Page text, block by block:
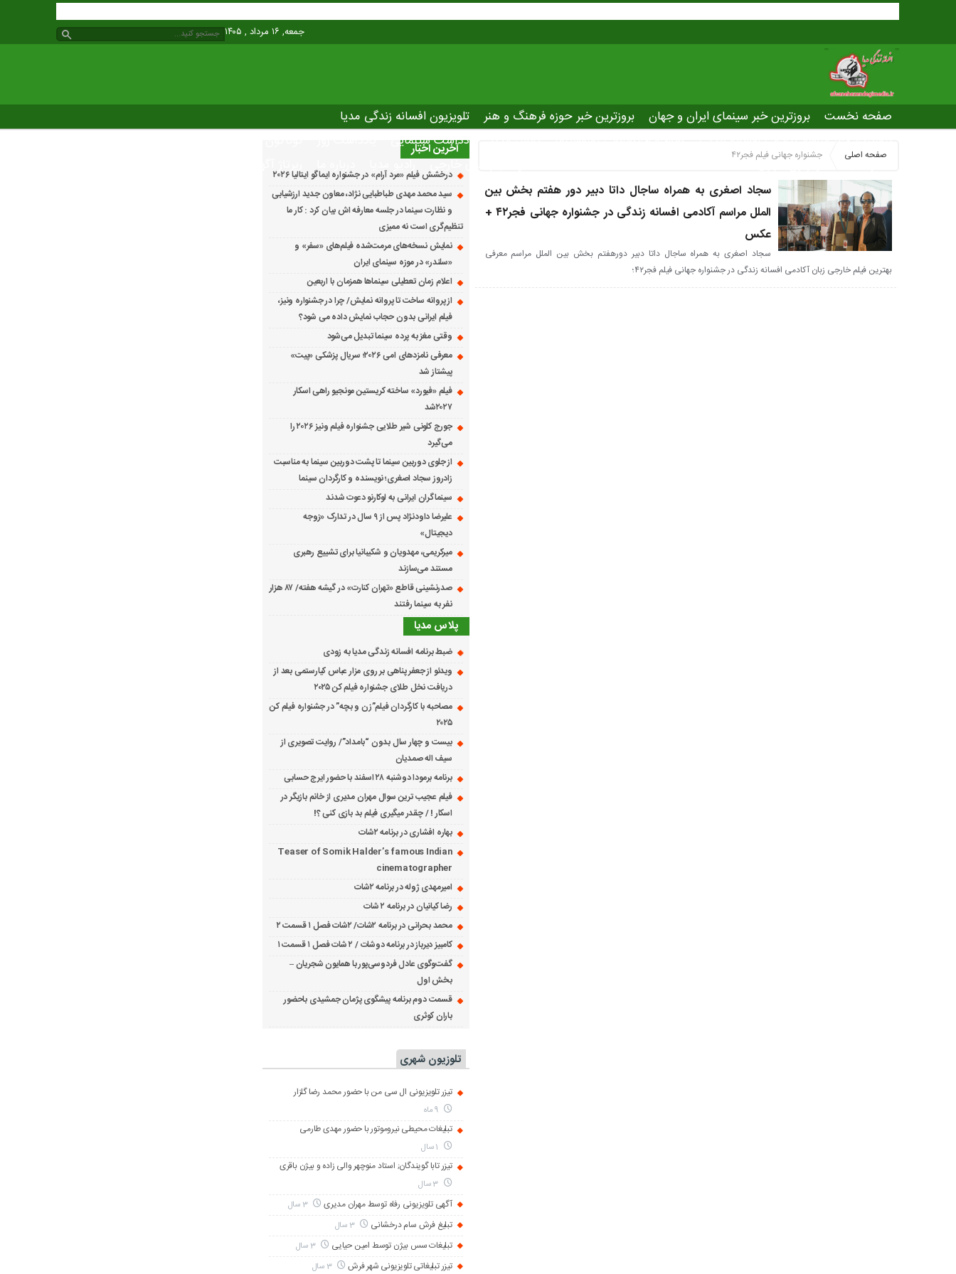
جمعه, ۱۶ مرداد , ۱۴۰۵
صفحه نخست بروزترین خبر سینمای ایران و جهان بروزترین خبر حوزه فرهنگ و هنر
تلویزیون افسانه زندگی مدیا
یادداشت سینمایی
عصر جدید
تلویزیون شهری The latest news of world cinema دانلود فیلم های خارجی رادیو مدیا درباره ما صفحه اصلی جشنواره جهانی فیلم فجر۴۲
سجاد اصغری به همراه ساجال داتا دبیر دور هفتم بخش بین
الملل مراسم آکادمی افسانه زندگی در جشنواره جهانی فجر۴۲ +
عکس
سجاد اصغری به همراه ساجال داتا دبیر دورهفتم بخش بین الملل مراسم معرفی
بهترین فیلم خارجی زبان آکادمی افسانه زندگی در جشنواره جهانی فیلم فجر۴۲؛
آخرین اخبار
درخشش فیلم «مرد آرام» در جشنواره ایماگو ایتالیا ۲۰۲۶
سید محمد مهدی طباطبایی نژاد، معاون جدید ارزشیابی
و نظارت سینما در جلسه معارفه اش بیان کرد : کار ما
تنظیم‌گری است نه ممیزی
نمایش نسخه‌های مرمت‌شده فیلم‌های «سفر» و
«سلندر» در موزه سینمای ایران
اعلام زمان تعطیلی سینماها همزمان با اربعین
از پروانه ساخت تا پروانه نمایش/ چرا در جشنواره ونیز،
فیلم ایرانی بدون حجاب نمایش داده می شود؟
وقتی مغز به پرده سینما تبدیل می‌شود
معرفی نامزدهای امی ۲۰۲۶؛ سریال پزشکی «پیت»
پیشتاز شد
فیلم «فیورد» ساخته کریستین مونجیو راهی اسکار
۲۰۲۷شد
جورج کلونی شیر طلایی جشنواره فیلم ونیز ۲۰۲۶ را
می‌گیرد
از جلوی دوربین سینما تا پشت دوربین سینما به مناسبت
زادروز سجاد اصغری؛ نویسنده و کارگردان سینما
سینماگران ایرانی به لوکارنو دعوت شدند
علیرضا داودنژاد پس از ۹ سال در تدارک «زوجه
دیجیتال»
میرکریمی، مهدویان و شکیبانیا برای تشییع رهبری
مستند می‌سازند
صدرنشینی قاطع «تهران کنارت» در گیشه هفته/ ۸۷ هزار
نفر به سینما رفتند
پلاس مدیا
ضبط برنامه افسانه زندگی مدیا به زودی
ویدئو از جعفر پناهی بر روی مزار عباس کیارستمی بعد از
دریافت نخل طلای جشنواره فیلم کن ۲۰۲۵
مصاحبه با کارگردان فیلم”زن و بچه” در جشنواره فیلم کن
۲۰۲۵
بیست و چهار سال بدون “بامداد”/ روایت تصویری از
سیف اله صمدیان
برنامه برمودا دوشنبه ۲۸ اسفند با حضور ایرج حسابی
فیلم عجیب ترین سوال مهران مدیری از خانم بازیگر در
اسکار ! / چقدر میگیری فیلم بد بازی کنی ؟!
بهاره افشاری در برنامه ۲شات
Teaser of Somik Halder’s famous Indian
cinematographer
امیرمهدی ژوله در برنامه ۲شات
رضا کیانیان در برنامه ۲ شات
محمد بحرانی در برنامه ۲شات/ ۲شات فصل ۱ قسمت ۲
کامبیز دیرباز در برنامه دوشات / ۲ شات فصل ۱ قسمت ۱
گفت‌وگوی عادل فردوسی‌پور با همایون شجریان –
بخش اول
قسمت دوم برنامه پیشگوی پژمان جمشیدی باحضور
باران کوثری
تلوزیون شهری
تیزر تلویزیونی ال سی من با حضور محمد رضا گلزار
تبلیغات محیطی نیروموتور با حضور مهدی طارمی
تیزر تابا گویندگان; استاد منوچهر والی زاده و بیژن باقری
آگهی تلویزیونی رفاه توسط مهران مدیری 3 سال
تبلیغ فرش سام درخشانی 3 سال
تبلیغات سس بیژن توسط امین حیایی 3 سال
تیزر تبلیغاتی تلویزیونی شهر فرش 3 سال